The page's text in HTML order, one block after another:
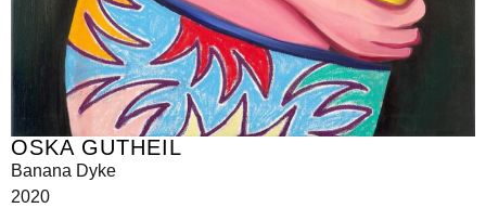
OSKA GUTHEIL
Banana Dyke
2020